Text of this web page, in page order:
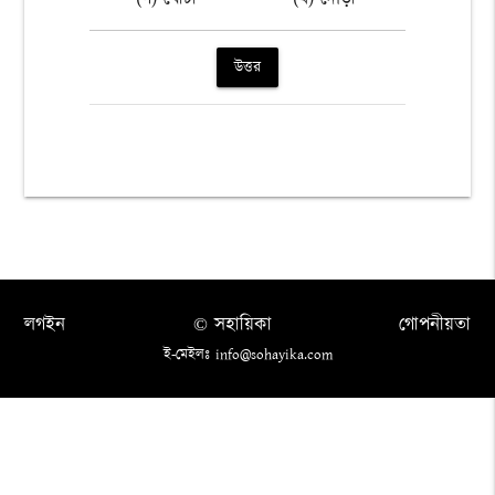
উত্তর
লগইন গোপনীয়তা
© সহায়িকা
ই-মেইলঃ info@sohayika.com